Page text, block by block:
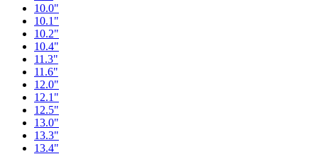
10.0"
10.1"
10.2"
10.4"
11.3"
11.6"
12.0"
12.1"
12.5"
13.0"
13.3"
13.4"